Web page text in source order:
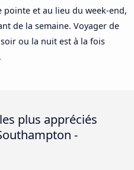
pointe et au lieu du week-end,
de la semaine. Voyager de
ou la nuit est à la fois
plus appréciés
-